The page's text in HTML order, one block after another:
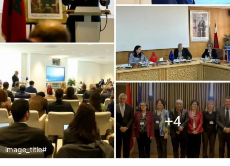
#image_title